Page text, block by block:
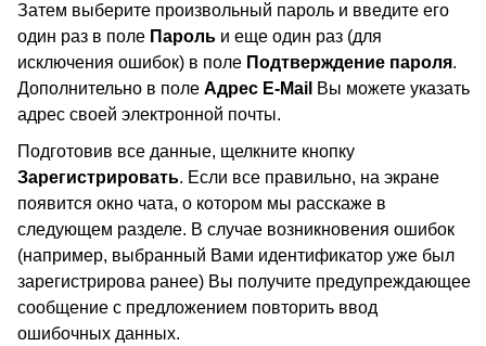
Затем выберите произвольный пароль и введите его
один раз в поле Пароль и еще один раз (для
исключения ошибок) в поле Подтверждение пароля.
Дополнительно в поле Адрес E-Mail Вы можете указать
адрес своей электронной почты.
Подготовив все данные, щелкните кнопку
Зарегистрировать. Если все правильно, на экране
появится окно чата, о котором мы расскаже в
следующем разделе. В случае возникновения ошибок
(например, выбранный Вами идентификатор уже был
зарегистрирова ранее) Вы получите предупреждающее
сообщение с предложением повторить ввод
ошибочных данных.